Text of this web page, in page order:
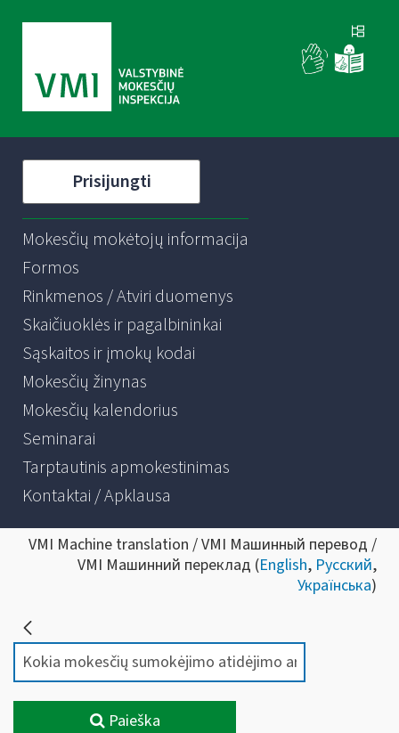
Prisijungti
Mokesčių mokėtojų informacija
Formos
Rinkmenos / Atviri duomenys
Skaičiuoklės ir pagalbininkai
Sąskaitos ir įmokų kodai
Mokesčių žinynas
Mokesčių kalendorius
Seminarai
Tarptautinis apmokestinimas
Kontaktai / Apklausa
VMI Machine translation / VMI Машинный перевод /
VMI Машинний переклад (English, Русский,
Українська)
Paieška